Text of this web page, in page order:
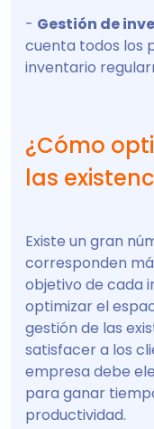
- Gestión de
cuenta todos los
inventario
¿Cómo
las
Existe un gran
corresponden
objetivo de cada
optimizar el
gestión de las
satisfacer a los
empresa debe
para ganar
productividad.